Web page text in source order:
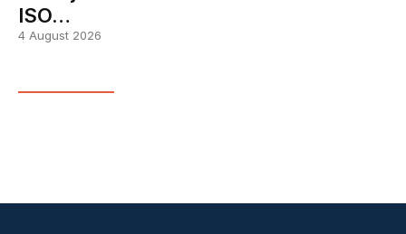
ISO…
4 August 2026